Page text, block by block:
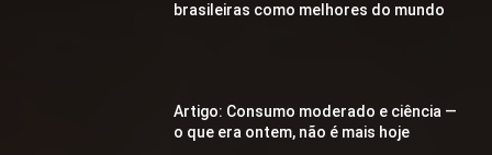
brasileiras como melhores do mundo
Artigo: Consumo moderado e ciência —
o que era ontem, não é mais hoje